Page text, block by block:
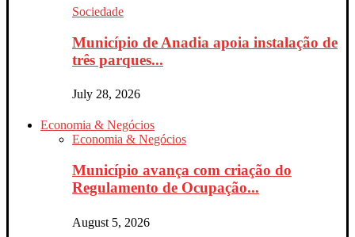
Sociedade
Município de Anadia apoia instalação de
três parques...
July 28, 2026
Economia & Negócios
Economia & Negócios
Município avança com criação do
Regulamento de Ocupação...
August 5, 2026